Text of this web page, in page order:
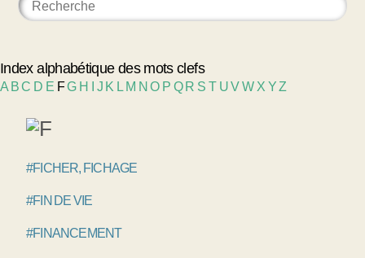
Index alphabétique des mots clefs
A BC D E FG H J K L M NO P Q R S T UVW X YZ
#FICHER, FICHAGE
#FIN DE VIE
#FINANCEMENT